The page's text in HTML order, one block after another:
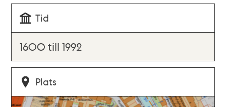
Tid
1600 till 1992
Plats